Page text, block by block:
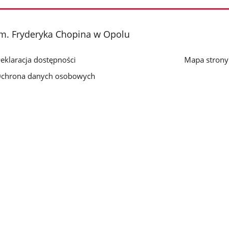
Fryderyka Chopina w Opolu
dostępności
danych osobowych
Mapa strony